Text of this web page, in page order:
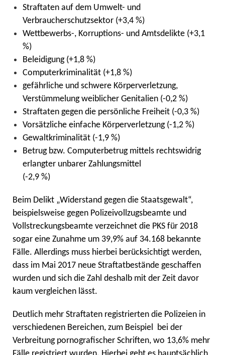
Straftaten auf dem Umwelt- und
Verbraucherschutzsektor (+3,4 %)
Wettbewerbs-, Korruptions- und Amtsdelikte (+3,1
%)
Beleidigung (+1,8 %)
Computerkriminalität (+1,8 %)
gefährliche und schwere Körperverletzung,
Verstümmelung weiblicher Genitalien (-0,2 %)
Straftaten gegen die persönliche Freiheit (-0,3 %)
Vorsätzliche einfache Körperverletzung (-1,2 %)
Gewaltkriminalität (-1,9 %)
Betrug bzw. Computerbetrug mittels rechtswidrig
erlangter unbarer Zahlungsmittel
(-2,9 %)
Beim Delikt „Widerstand gegen die Staatsgewalt“,
beispielsweise gegen Polizeivollzugsbeamte und
Vollstreckungsbeamte verzeichnet die PKS für 2018
sogar eine Zunahme um 39,9% auf 34.168 bekannte
Fälle. Allerdings muss hierbei berücksichtigt werden,
dass im Mai 2017 neue Straftatbestände geschaffen
wurden und sich die Zahl deshalb mit der Zeit davor
kaum vergleichen lässt.
Deutlich mehr Straftaten registrierten die Polizeien in
verschiedenen Bereichen, zum Beispiel bei der
Verbreitung pornografischer Schriften, wo 13,6% mehr